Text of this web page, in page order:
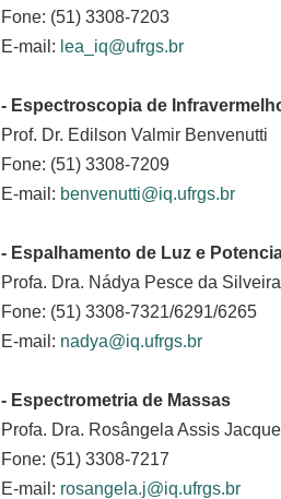
Fone: (51) 3308-7203
E-mail: lea_iq@ufrgs.br
- Espectroscopia de
Prof. Dr. Edilson Valmir Benvenutti
Fone: (51) 3308-7209
E-mail: benvenutti@iq.ufrgs.br
- Espalhamento de Luz e
Profa. Dra. Nádya Pesce da Silveira
Fone: (51) 3308-7321/6291/6265
E-mail: nadya@iq.ufrgs.br
- Espectrometria de Massas
Profa. Dra. Rosângela Assis
Fone: (51) 3308-7217
E-mail: rosangela.j@iq.ufrgs.br